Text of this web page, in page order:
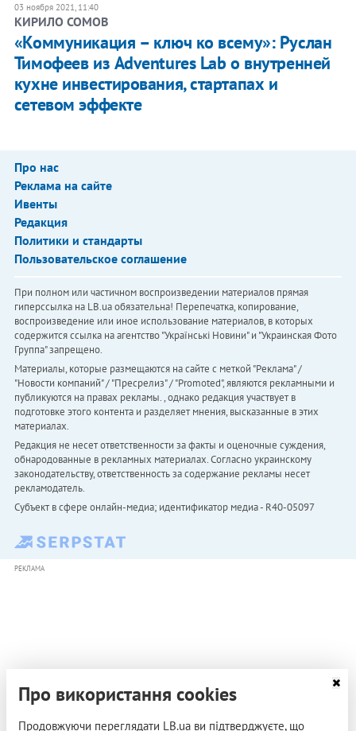
03 ноября 2021, 11:40
КИРИЛО СОМОВ
«Коммуникация – ключ ко всему»: Руслан
Тимофеев из Adventures Lab о внутренней
кухне инвестирования, стартапах и
сетевом эффекте
Про нас
Реклама на сайте
Ивенты
Редакция
Политики и стандарты
Пользовательское соглашение
При полном или частичном воспроизведении материалов прямая
гиперссылка на LB.ua обязательна! Перепечатка, копирование,
воспроизведение или иное использование материалов, в которых
содержится ссылка на агентство "Українськi Новини" и "Украинская Фото
Группа" запрещено.
Материалы, которые размещаются на сайте с меткой "Реклама" /
"Новости компаний" / "Пресрелиз" / "Promoted", являются рекламными и
публикуются на правах рекламы. , однако редакция участвует в
подготовке этого контента и разделяет мнения, высказанные в этих
материалах.
Редакция не несет ответственности за факты и оценочные суждения,
обнародованные в рекламных материалах. Согласно украинскому
законодательству, ответственность за содержание рекламы несет
рекламодатель.
Субъект в сфере онлайн-медиа; идентификатор медиа - R40-05097
РЕКЛАМА
Про використання cookies
Продовжуючи переглядати LB.ua ви підтверджуєте, що